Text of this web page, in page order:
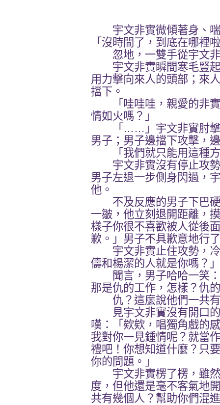
宇文非實微傾著身、喘
「沒時間了，到底在哪裡
忽地，一雙手從宇文非
宇文非實瞬間寒毛豎起
用力擊向來人的頭部；來
擋下。
「哇哇哇，親愛的非實
情如火嗎？」
「……」宇文非實肘擊
男子；男子邊擋下攻擊，
「我們就只能用這種方
宇文非實沒有停止攻勢
男子左退一步側身閃過，
他。
不及反應的男子下巴硬
一皺，他立刻退開距離，
樣子你很不喜歡被人從後
歉。」男子不具歉意地行
宇文非實止住攻勢，冷
儔和楊潔的人就是你嗎？」
聞言，男子哈哈一笑：
那是仇的工作，怎樣？仇
仇？這麼說他們一共
見宇文非實沒有開口的
嘆：「欸欸，唱獨角戲的
我對你一見鍾情呢？就當
禮吧！你想知道什麼？只
你的問題。」
宇文非實楞了楞，雖然
度，但他還是毫不客氣地
共有幾個人？幫助你們混